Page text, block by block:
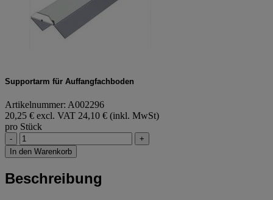
Supportarm für Auffangfachboden
Artikelnummer: A002296
20,25 € excl. VAT 24,10 € (inkl. MwSt)
pro Stück
-
+
In den Warenkorb
Beschreibung